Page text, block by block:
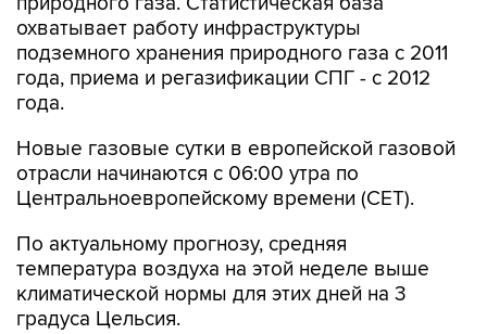
охватывает работу инфраструктуры
подземного хранения природного газа с 2011
года, приема и регазификации СПГ - с 2012
года.
Новые газовые сутки в европейской газовой
отрасли начинаются c 06:00 утра по
Центральноевропейскому времени (CET).
По актуальному прогнозу, средняя
температура воздуха на этой неделе выше
климатической нормы для этих дней на 3
градуса Цельсия.